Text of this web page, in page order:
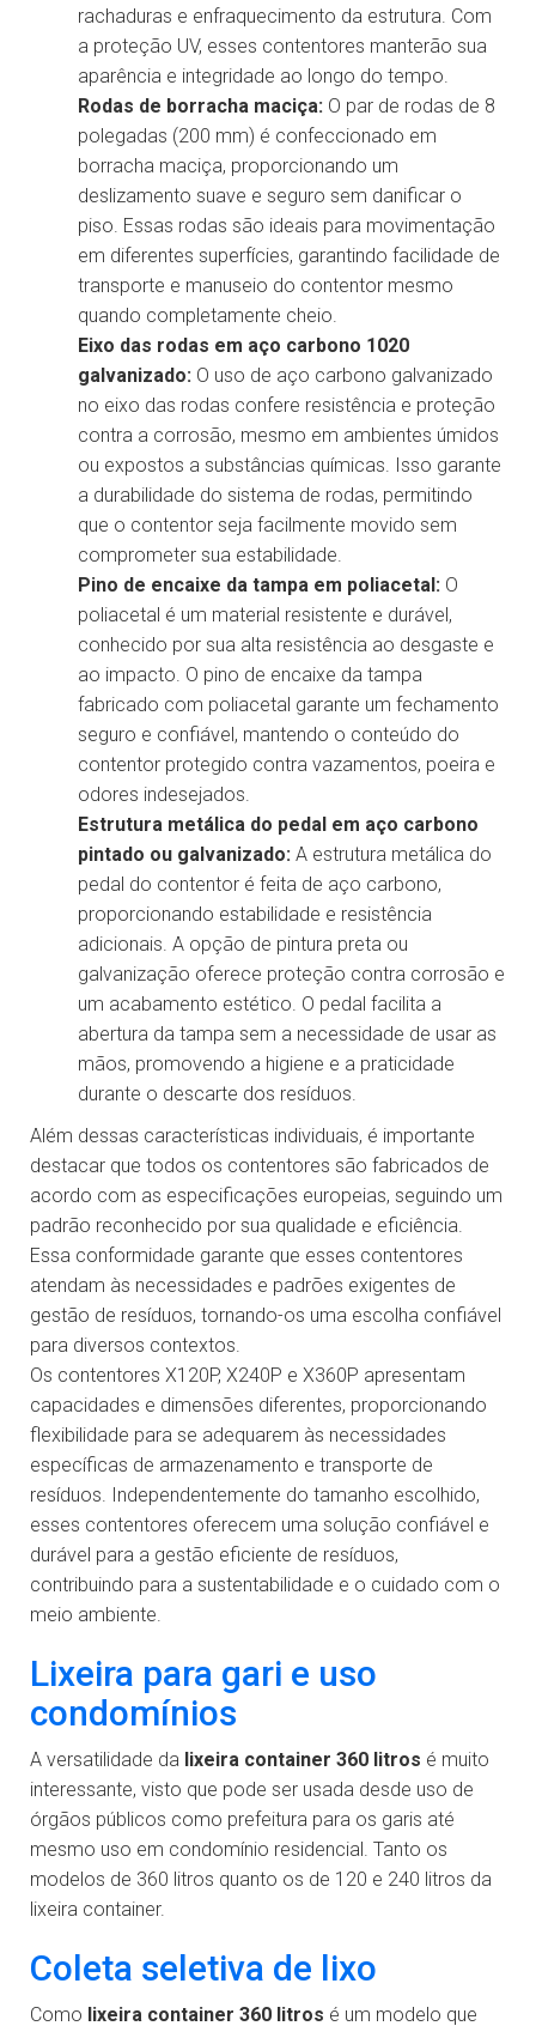
rachaduras e enfraquecimento da estrutura. Com
a proteção UV, esses contentores manterão sua
aparência e integridade ao longo do tempo.
Rodas de borracha maciça: O par de rodas de 8
polegadas (200 mm) é confeccionado em
borracha maciça, proporcionando um
deslizamento suave e seguro sem danificar o
piso. Essas rodas são ideais para movimentação
em diferentes superfícies, garantindo facilidade de
transporte e manuseio do contentor mesmo
quando completamente cheio.
Eixo das rodas em aço carbono 1020
galvanizado: O uso de aço carbono galvanizado
no eixo das rodas confere resistência e proteção
contra a corrosão, mesmo em ambientes úmidos
ou expostos a substâncias químicas. Isso garante
a durabilidade do sistema de rodas, permitindo
que o contentor seja facilmente movido sem
comprometer sua estabilidade.
Pino de encaixe da tampa em poliacetal: O
poliacetal é um material resistente e durável,
conhecido por sua alta resistência ao desgaste e
ao impacto. O pino de encaixe da tampa
fabricado com poliacetal garante um fechamento
seguro e confiável, mantendo o conteúdo do
contentor protegido contra vazamentos, poeira e
odores indesejados.
Estrutura metálica do pedal em aço carbono
pintado ou galvanizado: A estrutura metálica do
pedal do contentor é feita de aço carbono,
proporcionando estabilidade e resistência
adicionais. A opção de pintura preta ou
galvanização oferece proteção contra corrosão e
um acabamento estético. O pedal facilita a
abertura da tampa sem a necessidade de usar as
mãos, promovendo a higiene e a praticidade
durante o descarte dos resíduos.
Além dessas características individuais, é importante
destacar que todos os contentores são fabricados de
acordo com as especificações europeias, seguindo um
padrão reconhecido por sua qualidade e eficiência.
Essa conformidade garante que esses contentores
atendam às necessidades e padrões exigentes de
gestão de resíduos, tornando-os uma escolha confiável
para diversos contextos.
Os contentores X120P, X240P e X360P apresentam
capacidades e dimensões diferentes, proporcionando
flexibilidade para se adequarem às necessidades
específicas de armazenamento e transporte de
resíduos. Independentemente do tamanho escolhido,
esses contentores oferecem uma solução confiável e
durável para a gestão eficiente de resíduos,
contribuindo para a sustentabilidade e o cuidado com o
meio ambiente.
Lixeira para gari e uso
condomínios
A versatilidade da lixeira container 360 litros é muito
interessante, visto que pode ser usada desde uso de
órgãos públicos como prefeitura para os garis até
mesmo uso em condomínio residencial. Tanto os
modelos de 360 litros quanto os de 120 e 240 litros da
lixeira container.
Coleta seletiva de lixo
Como lixeira container 360 litros é um modelo que